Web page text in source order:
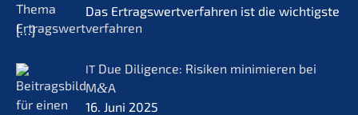
Das Ertrags­wert­ver­fah­ren ist die wichtigs­te
[…]
IT Due Diligence: Risiken minimie­ren bei
M&A
16. Juni 2025